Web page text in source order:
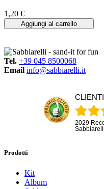
1,20 €
Aggiungi al carrello
Tel. +39 045 8500068
Email info@sabbiarelli.it
2029
Prodotti
Kit
Album